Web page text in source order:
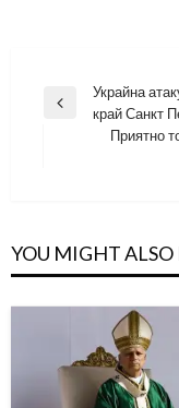
Навигация
Previous
Украйна
край Санкт
Приятно
YOU MIGHT ALSO